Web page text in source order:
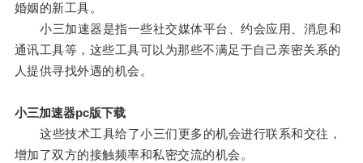
婚姻的新工具。
小三加速器是指一些社交媒体平台、约会应用、消息和
通讯工具等，这些工具可以为那些不满足于自己亲密关系的
人提供寻找外遇的机会。
小三加速器pc版下载
这些技术工具给了小三们更多的机会进行联系和交往，
增加了双方的接触频率和私密交流的机会。